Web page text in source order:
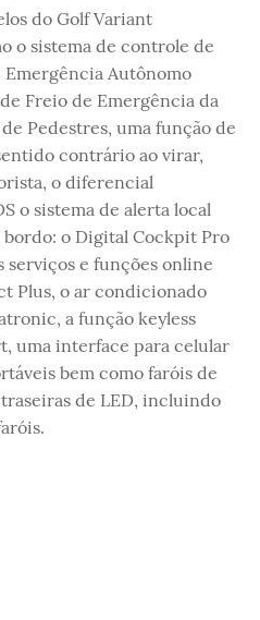
do Golf Variant
o sistema de controle de
Emergência Autônomo
Freio de Emergência da
Pedestres, uma função de
contrário ao virar,
o diferencial
o sistema de alerta local
bordo: o Digital Cockpit Pro
e funções online
Plus, o ar condicionado
a função keyless
uma interface para celular
bem como faróis de
de LED, incluindo